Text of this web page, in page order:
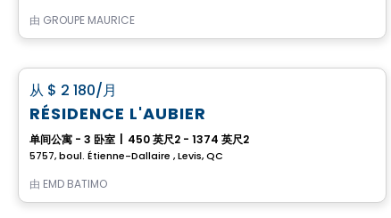
由 GROUPE MAURICE
公寓
从 $ 2 180/月
RÉSIDENCE L'AUBIER
单间公寓 - 3 卧室 450 英尺2 - 1374 英尺2
5757, boul. Étienne-Dallaire , Levis, QC
由 EMD BATIMO